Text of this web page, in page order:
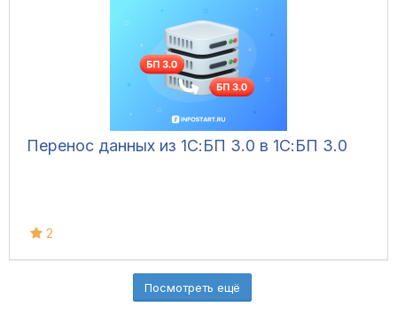
Перенос данных из 1С:БП 3.0 в 1С:БП 3.0
2
Посмотреть ещё